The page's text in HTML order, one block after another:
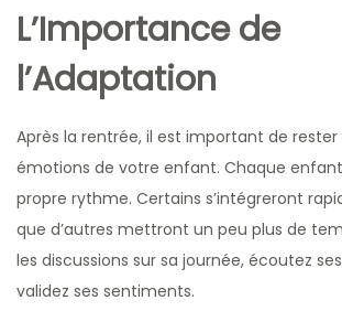
L’Importance de
l’Adaptation
Après la rentrée, il est important de
émotions de votre enfant. Chaque enfant
propre rythme. Certains s’intégreront
que d’autres mettront un peu plus de
les discussions sur sa journée, écoutez
validez ses sentiments.